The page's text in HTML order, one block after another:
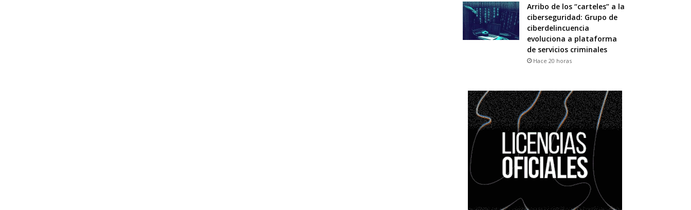
Arribo de los “carteles” a la
ciberseguridad: Grupo de
ciberdelincuencia
evoluciona a plataforma
de servicios criminales
Hace 20 horas